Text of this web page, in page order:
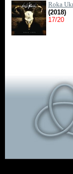
Roka
(2018)
17/20